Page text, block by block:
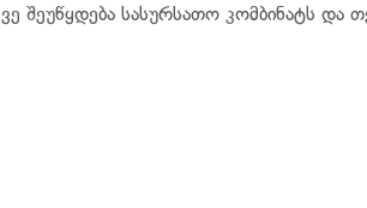
შეუწყდება სასურსათო კომბინატს და